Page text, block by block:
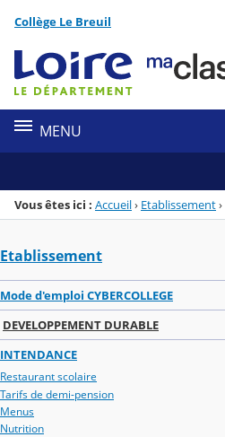
Menu de la rubrique
Contenu
Collège Le Breuil
MENU
Vous êtes ici : Accueil› Etablissement›
Etablissement
Mode d'emploi CYBERCOLLEGE
DEVELOPPEMENT DURABLE
INTENDANCE
Restaurant scolaire
Tarifs de demi-pension
Menus
Nutrition